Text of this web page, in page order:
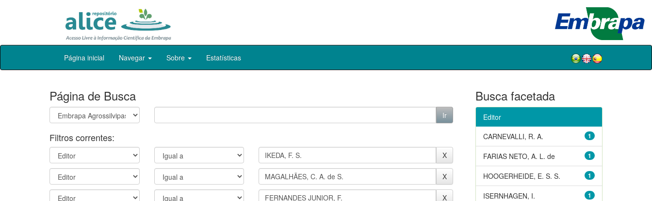
Skip
Página inicial Navegar Sobre Estatísticas
Página de Busca
Filtros correntes:
Busca facetada
Editor
1
CARNEVALLI, R. A.
1
FARIAS NETO, A. L. de
1
HOOGERHEIDE, E. S. S.
1
ISERNHAGEN, I.